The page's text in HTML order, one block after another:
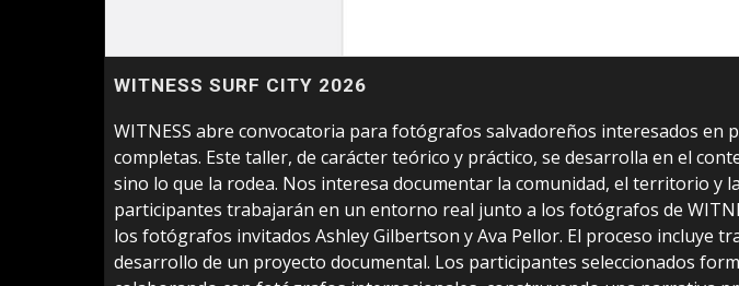
WITNESS SURF CITY 2026
WITNESS abre convocatoria para fotógrafos salvadoreños interesados en
completas. Este taller, de carácter teórico y práctico, se desarrolla en el
sino lo que la rodea. Nos interesa documentar la comunidad, el territorio y
participantes trabajarán en un entorno real junto a los fotógrafos de
los fotógrafos invitados Ashley Gilbertson y Ava Pellor. El proceso incluye
desarrollo de un proyecto documental. Los participantes seleccionados